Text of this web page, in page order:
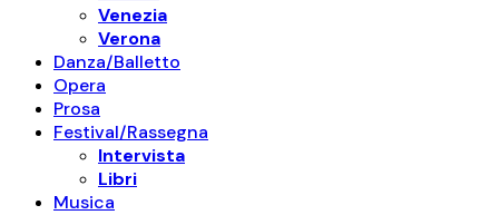
Venezia
Verona
Danza/Balletto
Opera
Prosa
Festival/Rassegna
Intervista
Libri
Musica